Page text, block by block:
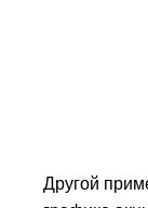
Другой